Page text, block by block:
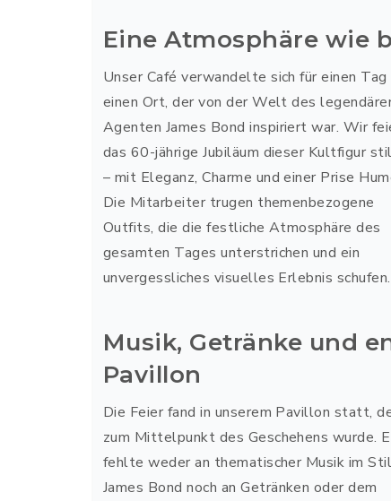
Eine Atmosphäre wie
Unser Café verwandelte sich für einen Tag
einen Ort, der von der Welt des
Agenten James Bond inspiriert war. Wir
das 60-jährige Jubiläum dieser Kultfigur
– mit Eleganz, Charme und einer Prise
Die Mitarbeiter trugen themenbezogene
Outfits, die die festliche Atmosphäre des
gesamten Tages unterstrichen und ein
unvergessliches visuelles Erlebnis schufen.
Musik, Getränke und
Pavillon
Die Feier fand in unserem Pavillon statt,
zum Mittelpunkt des Geschehens wurde.
fehlte weder an thematischer Musik im
James Bond noch an Getränken oder dem